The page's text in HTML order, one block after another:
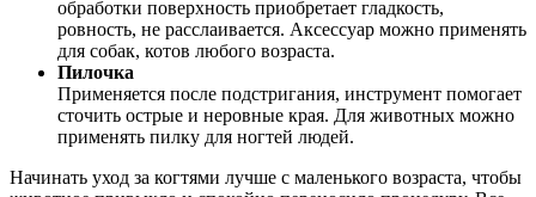
обработки поверхность приобретает гладкость,
ровность, не расслаивается. Аксессуар можно применять
для собак, котов любого возраста.
Пилочка
Применяется после подстригания, инструмент помогает
сточить острые и неровные края. Для животных можно
применять пилку для ногтей людей.
Начинать уход за когтями лучше с маленького возраста, чтобы